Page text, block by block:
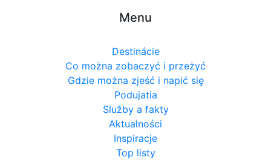
Menu
Destinácie
Co można zobaczyć i przeżyć
Gdzie można zjeść i napić się
Podujatia
Služby a fakty
Aktualności
Inspiracje
Top listy